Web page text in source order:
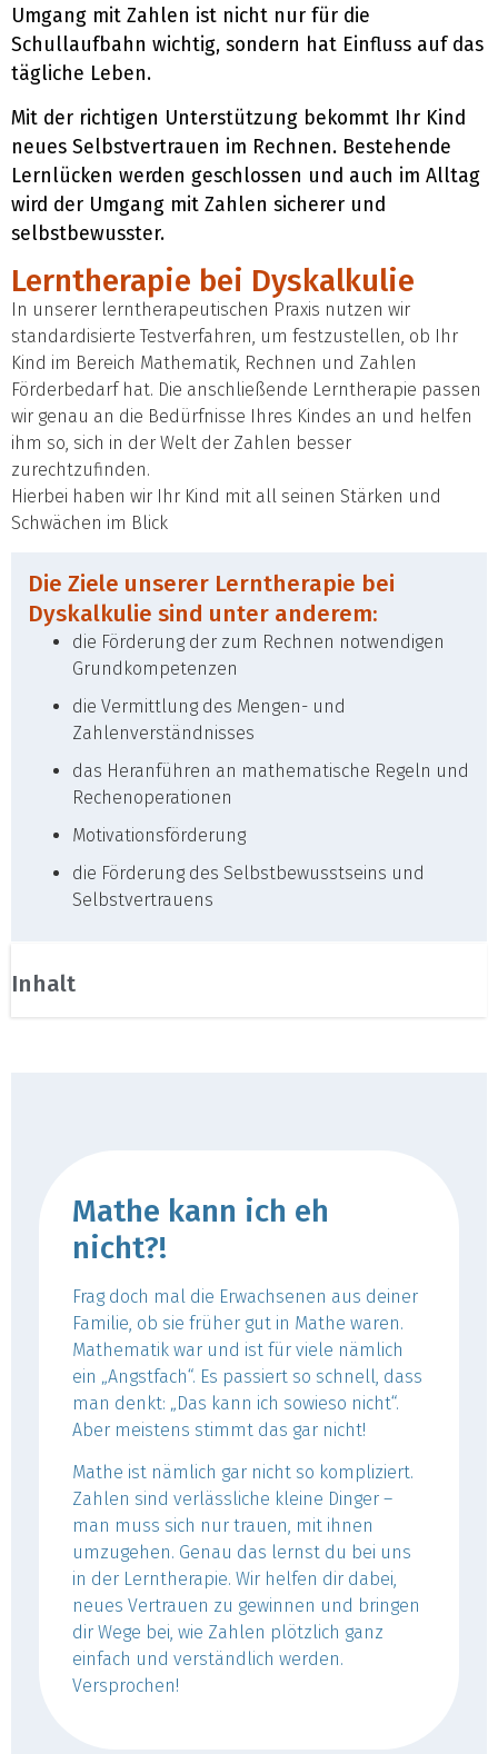
Umgang mit Zahlen ist nicht nur für die
Schullaufbahn wichtig, sondern hat Einfluss auf das
tägliche Leben.
Mit der richtigen Unterstützung bekommt Ihr Kind
neues Selbstvertrauen im Rechnen. Bestehende
Lernlücken werden geschlossen und auch im Alltag
wird der Umgang mit Zahlen sicherer und
selbstbewusster.
Lerntherapie bei Dyskalkulie
In unserer lerntherapeutischen Praxis nutzen wir
standardisierte Testverfahren, um festzustellen, ob Ihr
Kind im Bereich Mathematik, Rechnen und Zahlen
Förderbedarf hat. Die anschließende Lerntherapie passen
wir genau an die Bedürfnisse Ihres Kindes an und helfen
ihm so, sich in der Welt der Zahlen besser
zurechtzufinden.
Hierbei haben wir Ihr Kind mit all seinen Stärken und
Schwächen im Blick
Die Ziele unserer Lerntherapie bei
Dyskalkulie sind unter anderem:
die Förderung der zum Rechnen notwendigen
Grundkompetenzen
die Vermittlung des Mengen- und
Zahlenverständnisses
das Heranführen an mathematische Regeln und
Rechenoperationen
Motivationsförderung
die Förderung des Selbstbewusstseins und
Selbstvertrauens
Inhalt
Mathe kann ich eh
nicht?!
Frag doch mal die Erwachsenen aus deiner
Familie, ob sie früher gut in Mathe waren.
Mathematik war und ist für viele nämlich
ein „Angstfach“. Es passiert so schnell, dass
man denkt: „Das kann ich sowieso nicht“.
Aber meistens stimmt das gar nicht!
Mathe ist nämlich gar nicht so kompliziert.
Zahlen sind verlässliche kleine Dinger –
man muss sich nur trauen, mit ihnen
umzugehen. Genau das lernst du bei uns
in der Lerntherapie. Wir helfen dir dabei,
neues Vertrauen zu gewinnen und bringen
dir Wege bei, wie Zahlen plötzlich ganz
einfach und verständlich werden.
Versprochen!